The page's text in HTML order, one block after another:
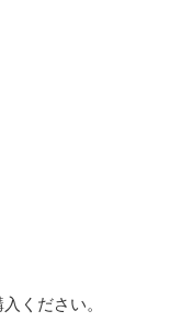
ください。